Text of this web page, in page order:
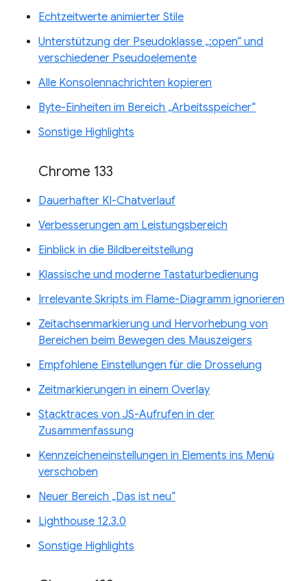
Echtzeitwerte animierter Stile
Unterstützung der Pseudoklasse „:open“ und
verschiedener Pseudoelemente
Alle Konsolennachrichten kopieren
Byte-Einheiten im Bereich „Arbeitsspeicher“
Sonstige Highlights
Chrome 133
Dauerhafter KI-Chatverlauf
Verbesserungen am Leistungsbereich
Einblick in die Bildbereitstellung
Klassische und moderne Tastaturbedienung
Irrelevante Skripts im Flame-Diagramm ignorieren
Zeitachsenmarkierung und Hervorhebung von
Bereichen beim Bewegen des Mauszeigers
Empfohlene Einstellungen für die Drosselung
Zeitmarkierungen in einem Overlay
Stacktraces von JS-Aufrufen in der
Zusammenfassung
Kennzeicheneinstellungen in Elements ins Menü
verschoben
Neuer Bereich „Das ist neu“
Lighthouse 12.3.0
Sonstige Highlights